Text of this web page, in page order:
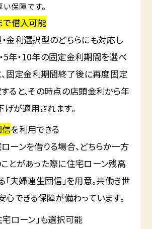
保障です。
借入可能
金利選択型のどちらにも対応し
5年・10年の固定金利期間を選べ
、固定金利期間終了後に再度固定
ると、その時点の店頭金利から年
が適用されます。
を利用できる
ーンを借りる場合、どちらか一方
とがあった際に住宅ローン残高
夫婦連生団信」を用意。共働き世
心できる保障が備わっています。
宅ローン」も選択可能